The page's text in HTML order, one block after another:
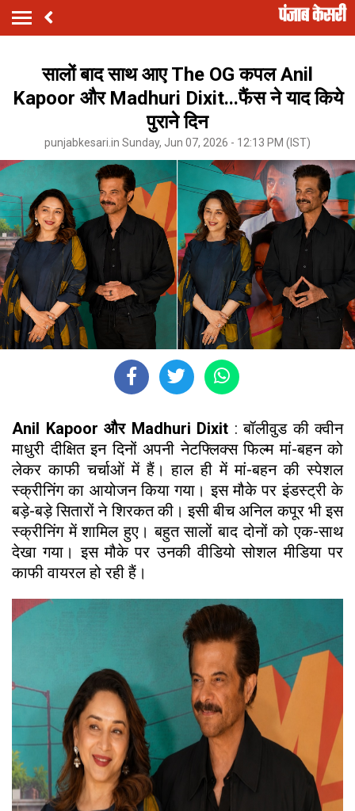
सालों बाद साथ आए The OG कपल Anil
Kapoor और Madhuri Dixit...फैंस ने याद किये
पुराने दिन
punjabkesari.in Sunday, Jun 07, 2026 - 12:13 PM (IST)
Anil Kapoor और Madhuri Dixit : बॉलीवुड की क्वीन
माधुरी दीक्षित इन दिनों अपनी नेटफ्लिक्स फिल्म मां-बहन को
लेकर काफी चर्चाओं में हैं। हाल ही में मां-बहन की स्पेशल
स्क्रीनिंग का आयोजन किया गया। इस मौके पर इंडस्ट्री के
बड़े-बड़े सितारों ने शिरकत की। इसी बीच अनिल कपूर भी इस
स्क्रीनिंग में शामिल हुए। बहुत सालों बाद दोनों को एक-साथ
देखा गया। इस मौके पर उनकी वीडियो सोशल मीडिया पर
काफी वायरल हो रही हैं।